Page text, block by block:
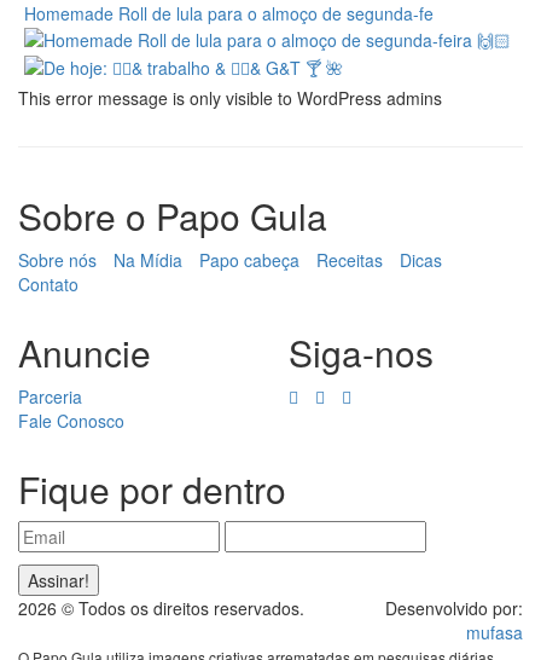
Homemade Roll de lula para o almoço de segunda-fe
This error message is only visible to WordPress admins
Sobre o Papo Gula
Sobre nós Na Mídia Papo cabeça Receitas
Dicas
Contato
Anuncie
Parceria
Fale Conosco
Siga-nos
Fique por dentro
2026 © Todos os direitos reservados.
Desenvolvido por:
mufasa